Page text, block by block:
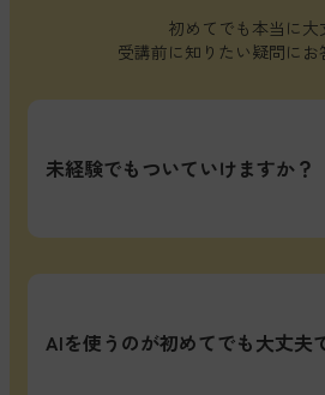
初めてでも本当に大
受講前に知りたい疑問にお
未経験でもついていけますか？
実務まで、段階的に学べるカリ
AIを使うのが初めてでも大丈夫